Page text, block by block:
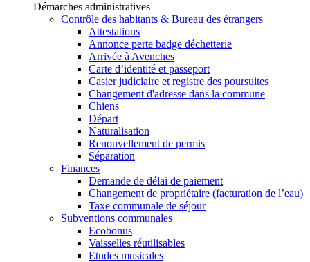
Démarches administratives
Contrôle des habitants & Bureau des étrangers
Attestations
Annonce perte badge déchetterie
Arrivée à Avenches
Carte d’identité et passeport
Casier judiciaire et registre des poursuites
Changement d'adresse dans la commune
Chiens
Départ
Naturalisation
Renouvellement de permis
Séparation
Finances
Demande de délai de paiement
Changement de propriétaire (facturation de l’eau)
Taxe communale de séjour
Subventions communales
Ecobonus
Vaisselles réutilisables
Etudes musicales